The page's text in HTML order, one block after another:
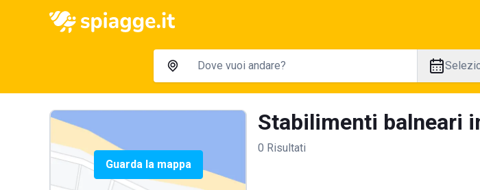
Guarda la mappa
Stabilimenti balneari
0 Risultati